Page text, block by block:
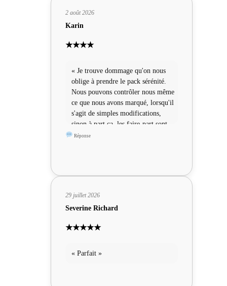
2 août 2026
Karin
★★★★
« Je trouve dommage qu'on nous
oblige à prendre le pack sérénité.
Nous pouvons contrôler nous même
ce que nous avons marqué, lorsqu'il
s'agit de simples modifications,
sinon à part ça, les faire-part sont
sympas »
Réponse
29 juillet 2026
Severine Richard
★★★★★
« Parfait »